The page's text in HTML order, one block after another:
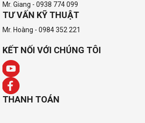
Mr. Giang - 0938 774 099
TƯ VẤN KỸ THUẬT
Mr. Hoàng - 0984 352 221
KẾT NỐI VỚI CHÚNG TÔI
THANH TOÁN